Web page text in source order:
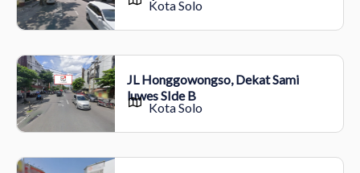
Kota Solo
JL Honggowongso, Dekat Sami
luwes SIde B
Kota Solo